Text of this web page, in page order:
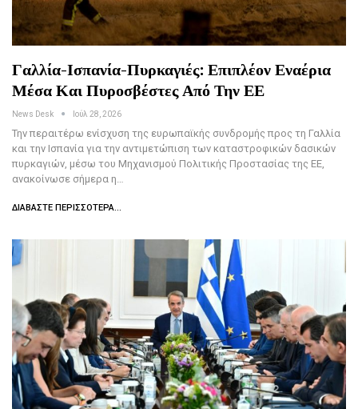
Γαλλία-Ισπανία-Πυρκαγιές: Επιπλέον Εναέρια
Μέσα Και Πυροσβέστες Από Την ΕΕ
News Desk Ιούλ 28, 2026
Την περαιτέρω ενίσχυση της ευρωπαϊκής συνδρομής προς τη Γαλλία
και την Ισπανία για την αντιμετώπιση των καταστροφικών δασικών
πυρκαγιών, μέσω του Μηχανισμού Πολιτικής Προστασίας της ΕΕ,
ανακοίνωσε σήμερα η…
ΔΙΑΒΆΣΤΕ ΠΕΡΙΣΣΌΤΕΡΑ...